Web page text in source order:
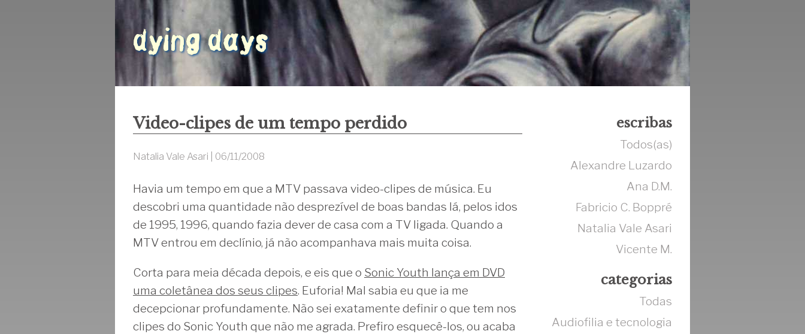
Video-clipes de um tempo perdido
Natalia Vale Asari | 06/11/2008
Havia um tempo em que a MTV passava video-clipes de música. Eu
descobri uma quantidade não desprezível de boas bandas lá, pelos idos
de 1995, 1996, quando fazia dever de casa com a TV ligada. Quando a
MTV entrou em declínio, já não acompanhava mais muita coisa.
Corta para meia década depois, e eis que o Sonic Youth lança em DVD
uma coletânea dos seus clipes. Euforia! Mal sabia eu que ia me
decepcionar profundamente. Não sei exatamente definir o que tem nos
clipes do Sonic Youth que não me agrada. Prefiro esquecê-los, ou acaba
escribas
Todos(as)
Alexandre Luzardo
Ana D.M.
Fabricio C. Boppré
Natalia Vale Asari
Vicente M.
categorias
Todas
Audiofilia e tecnologia